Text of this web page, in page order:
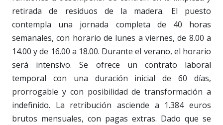
retirada de residuos de la madera. El puesto
contempla una jornada completa de 40 horas
semanales, con horario de lunes a viernes, de 8.00 a
14.00 y de 16.00 a 18.00. Durante el verano, el horario
será intensivo. Se ofrece un contrato laboral
temporal con una duración inicial de 60 días,
prorrogable y con posibilidad de transformación a
indefinido. La retribución asciende a 1.384 euros
brutos mensuales, con pagas extras. Dado que se